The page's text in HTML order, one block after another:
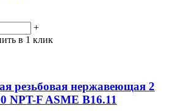
+
в 1 клик
резьбовая нержавеющая 2
NPT-F ASME B16.11